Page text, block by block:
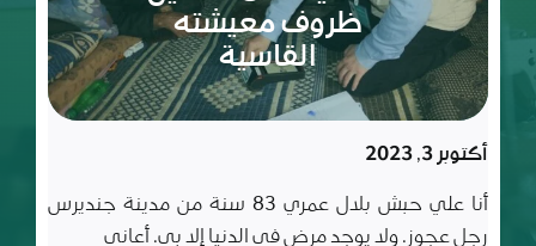
ريم طفلة لم تكمل ربيعاها التاسع بعد، شعلة متوقدة
في العلم والأدب والأخلاق، تعيش مع أسرة تتألف من أب
وأم